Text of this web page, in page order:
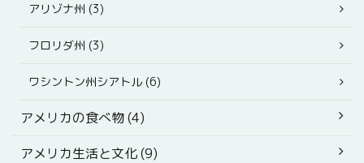
アリゾナ州 (3)
フロリダ州 (3)
ワシントン州シアトル (6)
アメリカの食べ物 (4)
アメリカ生活と文化 (9)